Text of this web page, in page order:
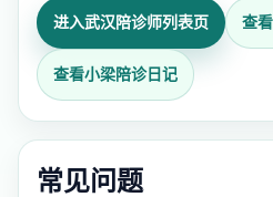
进入武汉陪诊师列表页 查
查看小梁陪诊日记
常见问题